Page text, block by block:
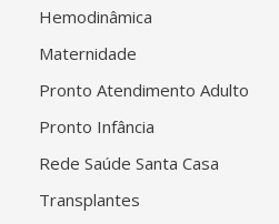
Hemodinâmica
Maternidade
Pronto Atendimento Adulto
Pronto Infância
Rede Saúde Santa Casa
Transplantes